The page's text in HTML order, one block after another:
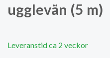
ugglevän (5 m)
Leveranstid ca 2 veckor